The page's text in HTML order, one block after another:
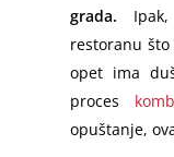
grada.
restoranu
opet ima
proces
opuštanje,